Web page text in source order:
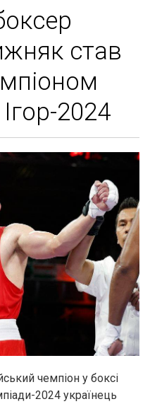
став
2024
чемпіон у боксі
2024 українець